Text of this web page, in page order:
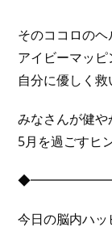
そのココロの
アイビーマッ
自分に優しく救
みなさんが健
5月を過ごすヒ
今日の脳内ハ